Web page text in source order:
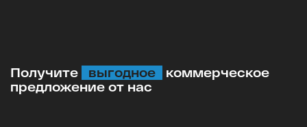
Получите выгодное
коммерческое
предложение от нас